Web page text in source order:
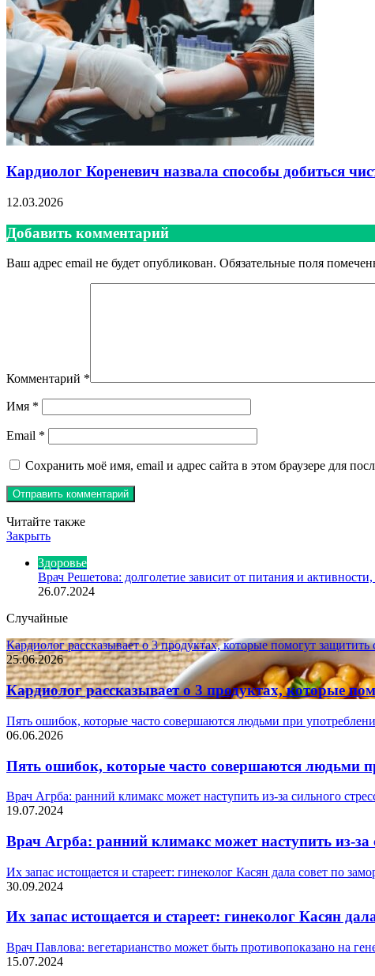
Кардиолог Кореневич назвала способы добиться
12.03.2026
Добавить комментарий
Ваш адрес email не будет опубликован. Обязательные поля
Комментарий *
Имя *
Email *
Сохранить моё имя, email и адрес сайта в этом браузере для
Читайте также
Закрыть
Здоровье
Врач Решетова: долголетие зависит от питания и
26.07.2024
Случайные
Кардиолог рассказывает о 3 продуктах, которые помогут защитить
25.06.2026
Кардиолог рассказывает о 3 продуктах, которые
Пять ошибок, которые часто совершаются людьми при
06.06.2026
Пять ошибок, которые часто совершаются людьми
Врач Агрба: ранний климакс может наступить из-за сильного
19.07.2024
Врач Агрба: ранний климакс может наступить из-за
Их запас истощается и стареет: гинеколог Касян дала совет по
30.09.2024
Их запас истощается и стареет: гинеколог Касян
Врач Павлова: вегетарианство может быть противопоказано на
15.07.2024